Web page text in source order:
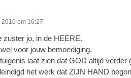
2010 om 16:27
zuster jo, in de HEERE.
voor jouw bemoediging.
laat zien dat GOD altijd verder
het werk dat ZIJN HAND